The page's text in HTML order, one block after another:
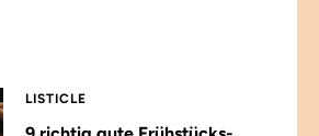
LISTICLE